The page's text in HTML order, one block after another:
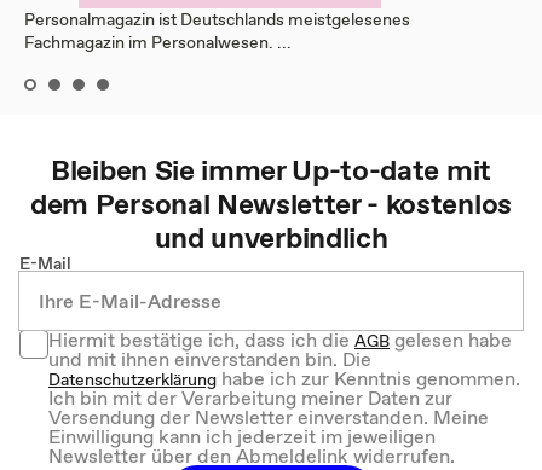
Personalmagazin ist Deutschlands meistgelesenes
Fachmagazin im Personalwesen. ...
Bleiben Sie immer Up-to-date mit
dem Personal Newsletter - kostenlos
und unverbindlich
E-Mail
Hiermit bestätige ich, dass ich dieAGBgelesen habe
und mit ihnen einverstanden bin. Die
Datenschutzerklärung habe ich zur Kenntnis genommen.
Ich bin mit der Verarbeitung meiner Daten zur
Versendung der Newsletter einverstanden. Meine
Einwilligung kann ich jederzeit im jeweiligen
Newsletter über den Abmeldelink widerrufen.